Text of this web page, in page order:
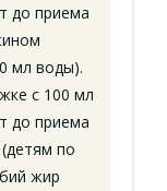
до приема
мл воды).
с 100 мл
до приема
по
жир